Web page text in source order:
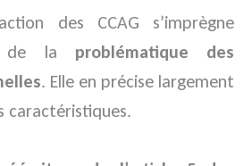
des CCAG s’imprègne
de la problématique des
. Elle en précise largement
caractéristiques.